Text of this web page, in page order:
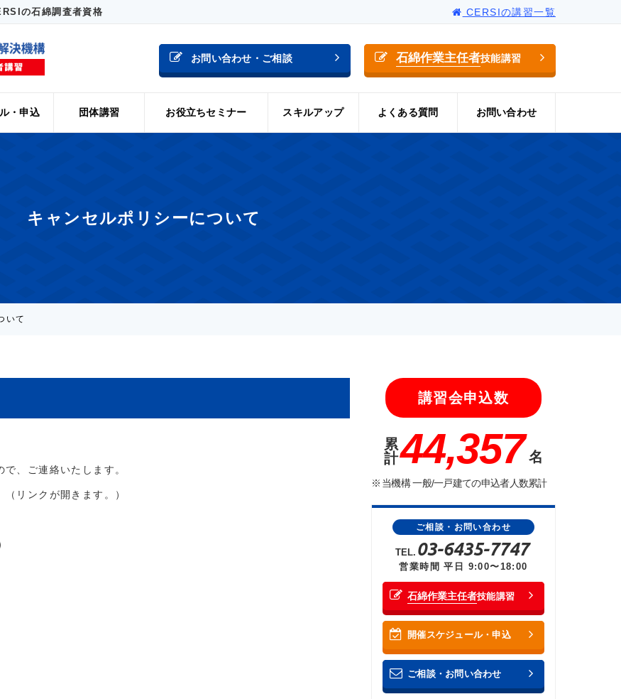
の石綿調査者資格 CERSIの講習一覧
お問い合わせ・ご相談 石綿作業主任者技能講習
・申込 団体講習 お役立ちセミナー スキルアップ よくある質問 お問い合わせ
キャンセルポリシーについて
いて
、ご連絡いたします。
リンクが開きます。）
講習会申込数
累
計44,357 名
当機構 一般/一戸建ての申込者人数累計
ご相談・お問い合わせ
TEL. 03-6435-7747
営業時間 平日 9:00〜18:00
石綿作業主任者技能講習
開催スケジュール・申込
ご相談・お問い合わせ